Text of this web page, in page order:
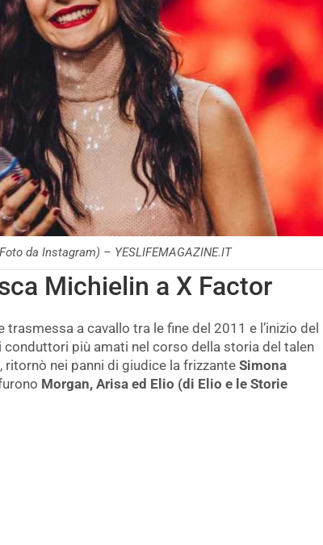
da Instagram) – YESLIFEMAGAZINE.IT
Michielin a X Factor
trasmessa a cavallo tra le fine del 2011 e l’inizio del
conduttori più amati nel corso della storia del talen
ritornò nei panni di giudice la frizzante Simona
Morgan, Arisa ed Elio (di Elio e le Storie